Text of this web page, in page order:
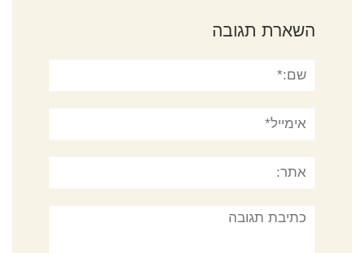
השארת תגובה
אימייל*
תגובה